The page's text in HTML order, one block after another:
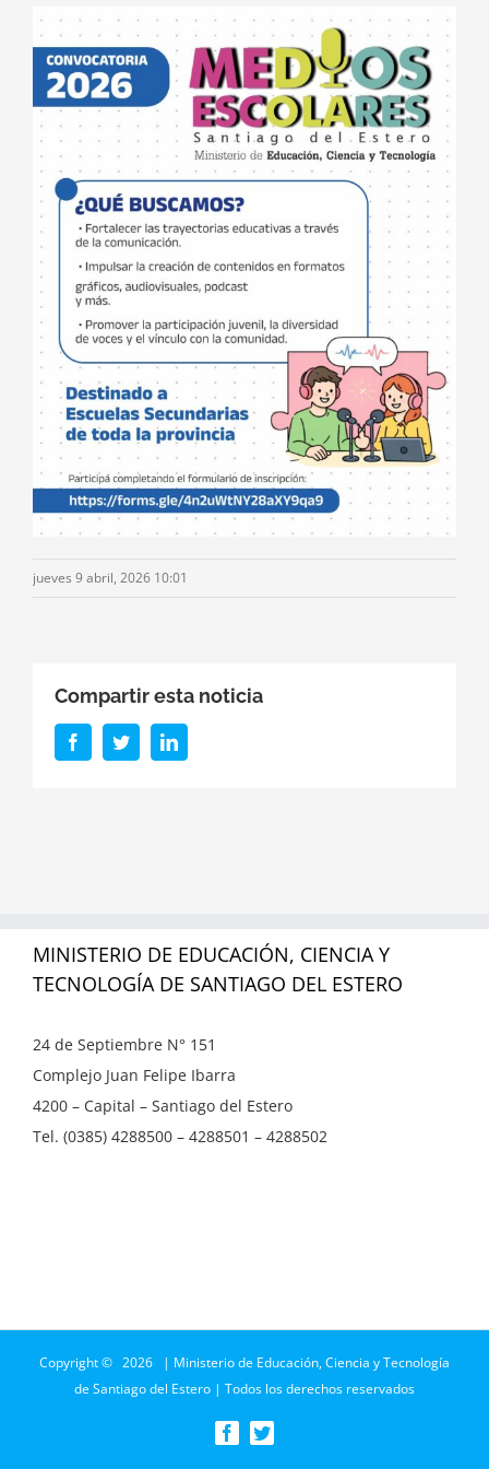
jueves 9 abril, 2026 10:01
Compartir esta noticia
FacebookTwitterLinkedIn
MINISTERIO DE EDUCACIÓN, CIENCIA Y
TECNOLOGÍA DE SANTIAGO DEL ESTERO
24 de Septiembre N° 151
Complejo Juan Felipe Ibarra
4200 – Capital – Santiago del Estero
Tel. (0385) 4288500 – 4288501 – 4288502
Copyright © 2026 | Ministerio de Educación, Ciencia y Tecnología
de Santiago del Estero | Todos los derechos reservados
Facebook
Twitter